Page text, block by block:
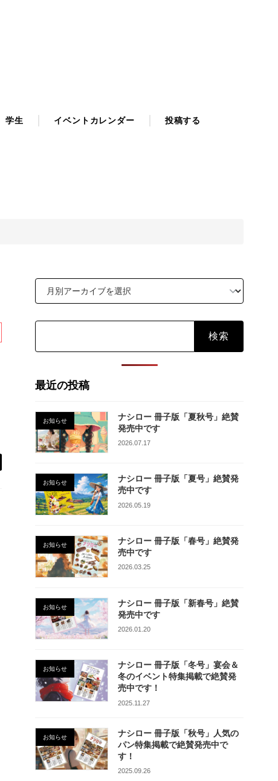
学生 イベントカレンダー 投稿する
最近の投稿
お知らせ
ナシロー 冊子版「夏秋号」絶賛
発売中です
2026.07.17
お知らせ
ナシロー 冊子版「夏号」絶賛発
売中です
2026.05.19
お知らせ
ナシロー 冊子版「春号」絶賛発
売中です
2026.03.25
お知らせ
ナシロー 冊子版「新春号」絶賛
発売中です
2026.01.20
お知らせ
ナシロー 冊子版「冬号」宴会＆
冬のイベント特集掲載で絶賛発
売中です！
2025.11.27
お知らせ
ナシロー 冊子版「秋号」人気の
パン特集掲載で絶賛発売中で
す！
2025.09.26